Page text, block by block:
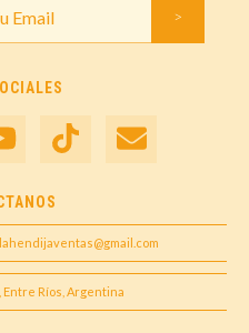
lahendijaventas@gmail.com
Entre Ríos, Argentina